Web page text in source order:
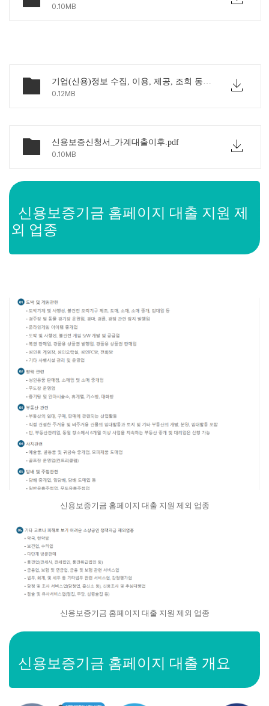
0.10MB
0.12MB
신용보증신청서_가계대출이후.pdf
0.10MB
신용보증기금 홈페이지 대출 지원 제
외 업종
신용보증기금 홈페이지 대출 지원 제외 업종
신용보증기금 홈페이지 대출 지원 제외 업종
신용보증기금 홈페이지 대출 개요